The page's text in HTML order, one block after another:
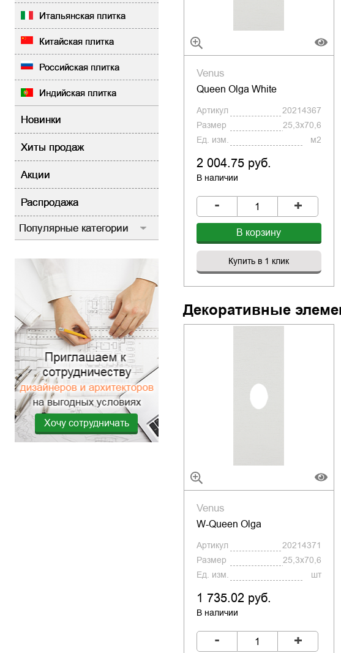
Итальянская плитка
Китайская плитка
Российская плитка
Индийская плитка
Новинки
Хиты продаж
Акции
Распродажа
Популярные категории
Хочу сотрудничать
Venus
Queen Olga White
Артикул
20214367
Размер
25,3x70,6
Ед. изм.
м2
2 004.75 руб.
В наличии
- +
В корзину
Купить в 1 клик
Декоративные
Venus
W-Queen Olga
Артикул
20214371
Размер
25,3x70,6
Ед. изм.
шт
1 735.02 руб.
В наличии
- +